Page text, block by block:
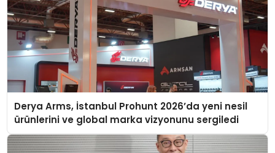
Derya Arms, İstanbul Prohunt 2026’da yeni nesil
ürünlerini ve global marka vizyonunu sergiledi